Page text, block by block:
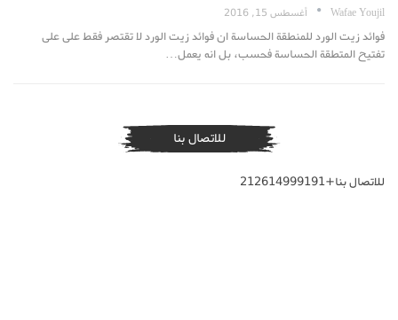
Wafae Youjil أغسطس 15, 2016
فوائد زيت الورد للمنطقة الحساسة ان فوائد زيت الورد لا تقتصر فقط على على
تفتيح المتطقة الحساسة فحسب، بل انه يعمل…
للاتصال بنا
للاتصال بنا+212614999191